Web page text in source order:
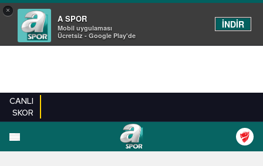
×
A SPOR
Mobil uygulaması
Ücretsiz - Google Play'de
İNDİR
CANLI
SKOR